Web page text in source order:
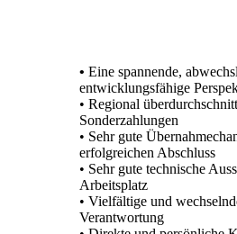
• Eine spannende,
entwicklungsfähige
• Regional
Sonderzahlungen
• Sehr gute
erfolgreichen Abschluss
• Sehr gute technische
Arbeitsplatz
• Vielfältige und
Verantwortung